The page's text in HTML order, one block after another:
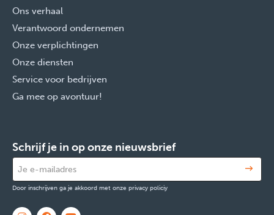
Ons verhaal
Verantwoord ondernemen
Onze verplichtingen
Onze diensten
Service voor bedrijven
Ga mee op avontuur!
Schrijf je in op onze nieuwsbrief
Door inschrijven ga je akkoord met onze privacy policiy